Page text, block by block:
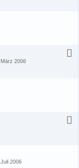
2006
2006